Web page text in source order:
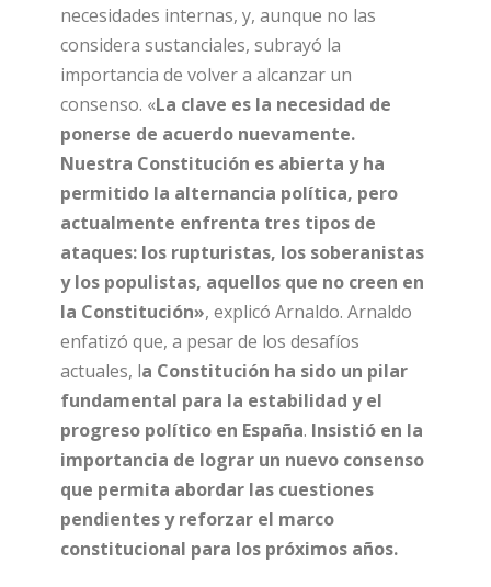
necesidades internas, y, aunque no las
considera sustanciales, subrayó la
importancia de volver a alcanzar un
consenso. «La clave es la necesidad de
ponerse de acuerdo nuevamente.
Nuestra Constitución es abierta y ha
permitido la alternancia política, pero
actualmente enfrenta tres tipos de
ataques: los rupturistas, los soberanistas
y los populistas, aquellos que no creen en
la Constitución», explicó Arnaldo. Arnaldo
enfatizó que, a pesar de los desafíos
actuales, la Constitución ha sido un pilar
fundamental para la estabilidad y el
progreso político en España. Insistió en la
importancia de lograr un nuevo consenso
que permita abordar las cuestiones
pendientes y reforzar el marco
constitucional para los próximos años.